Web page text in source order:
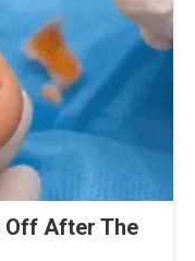
Off After The